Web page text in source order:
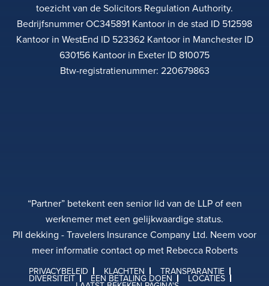
toezicht van de Solicitors Regulation Authority.
Bedrijfsnummer OC345891 Kantoor in de stad ID 512598
Kantoor in WestEnd ID 523362 Kantoor in Manchester ID
630156 Kantoor in Exeter ID 810075
Btw-registratienummer: 220679863
“Partner” betekent een senior lid van de LLP of een
werknemer met een gelijkwaardige status.
PII dekking - Travelers Insurance Company Ltd. Neem voor
meer informatie contact op met Rebecca Roberts
PRIVACYBELEID KLACHTEN TRANSPARANTIE
DIVERSITEIT EEN BETALING DOEN LOCATIES